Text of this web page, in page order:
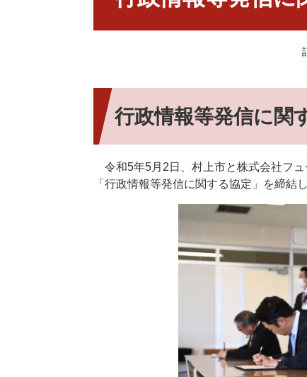
行政情報等発信に関
令和5年5月2日、村上市と株式会社フ
「行政情報等発信に関する協定」を締結